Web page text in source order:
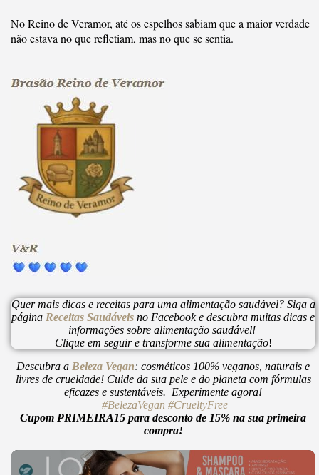
No Reino de Veramor, até os espelhos sabiam que a maior verdade
não estava no que refletiam, mas no que se sentia.
Quer mais dicas e receitas para uma alimentação saudável? Siga a
página Receitas Saudáveis no Facebook e descubra muitas dicas e
informações sobre alimentação saudável!
Clique em seguir e transforme sua alimentação!
Descubra a Beleza Vegan: cosméticos 100% veganos, naturais e
livres de crueldade! Cuide da sua pele e do planeta com fórmulas
eficazes e sustentáveis. Experimente agora!
#BelezaVegan #CrueltyFree
Cupom PRIMEIRA15 para desconto de 15% na sua primeira
compra!